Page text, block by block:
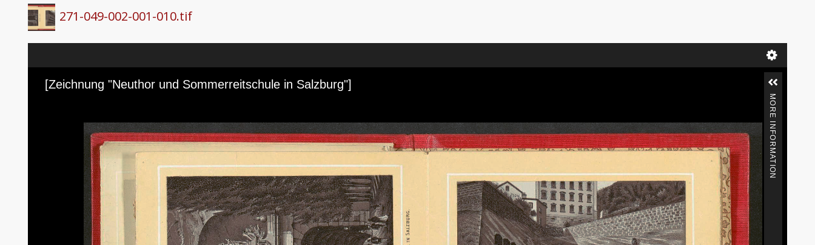
271-049-002-001-010.tif
Media Viewer
[Zeichnung "Neuthor und Sommerreitschule in Salzburg"]
MORE INFORMATION